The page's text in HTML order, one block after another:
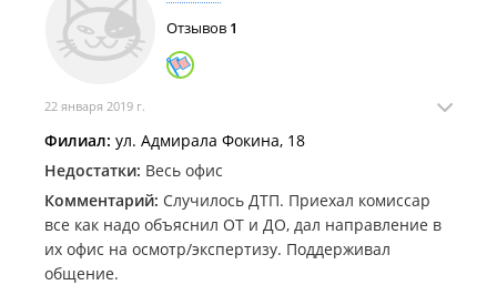
сами. В общем всем советую этих ребят!
Отзывов 1
22 января 2019 г.
Филиал: ул. Адмирала Фокина, 18
Недостатки: Весь офис
Комментарий: Случилось ДТП. Приехал комиссар
все как надо объяснил ОТ и ДО, дал направление в
их офис на осмотр/экспертизу. Поддерживал
общение.